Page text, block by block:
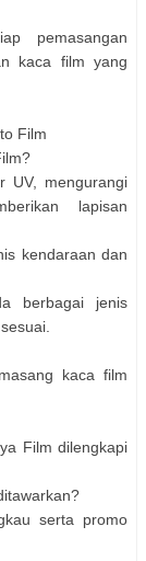
pemasangan
kaca film yang
Film
UV, mengurangi
lapisan
kendaraan dan
berbagai jenis
kaca film
Film dilengkapi
serta promo